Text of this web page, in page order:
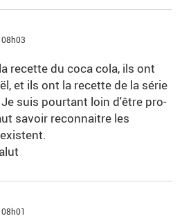
recette du coca cola, ils ont
et ils ont la recette de la série
suis pourtant loin d'être pro-
savoir reconnaitre les